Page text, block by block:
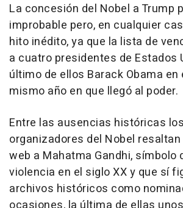
La concesión del Nobel a Trump
improbable pero, en cualquier
hito inédito, ya que la lista de
a cuatro presidentes de Estados
último de ellos Barack Obama en
mismo año en que llegó al poder.
Entre las ausencias históricas
organizadores del Nobel
web a Mahatma Gandhi, símbolo
violencia en el siglo XX y que sí
archivos históricos como